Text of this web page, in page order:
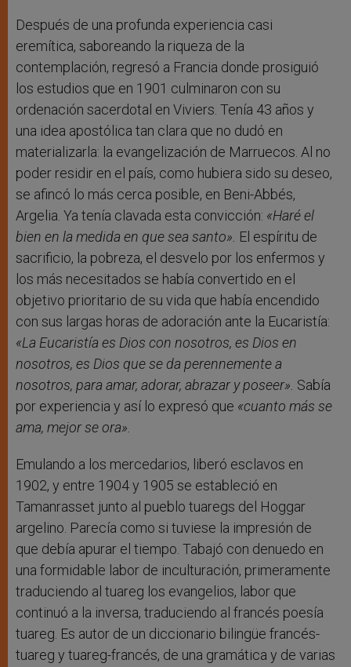
Después de una profunda experiencia casi
eremítica, saboreando la riqueza de la
contemplación, regresó a Francia donde prosiguió
los estudios que en 1901 culminaron con su
ordenación sacerdotal en Viviers. Tenía 43 años y
una idea apostólica tan clara que no dudó en
materializarla: la evangelización de Marruecos. Al no
poder residir en el país, como hubiera sido su deseo,
se afincó lo más cerca posible, en Beni-Abbés,
Argelia. Ya tenía clavada esta convicción: «Haré el
bien en la medida en que sea santo». El espíritu de
sacrificio, la pobreza, el desvelo por los enfermos y
los más necesitados se había convertido en el
objetivo prioritario de su vida que había encendido
con sus largas horas de adoración ante la Eucaristía:
«La Eucaristía es Dios con nosotros, es Dios en
nosotros, es Dios que se da perennemente a
nosotros, para amar, adorar, abrazar y poseer». Sabía
por experiencia y así lo expresó que «cuanto más se
ama, mejor se ora».
Emulando a los mercedarios, liberó esclavos en
1902, y entre 1904 y 1905 se estableció en
Tamanrasset junto al pueblo tuaregs del Hoggar
argelino. Parecía como si tuviese la impresión de
que debía apurar el tiempo. Tabajó con denuedo en
una formidable labor de inculturación, primeramente
traduciendo al tuareg los evangelios, labor que
continuó a la inversa, traduciendo al francés poesía
tuareg. Es autor de un diccionario bilingüe francés-
tuareg y tuareg-francés, de una gramática y de varias